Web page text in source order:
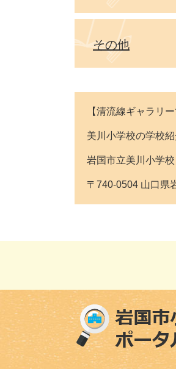
その他
【清流線ギャラリ
美川小学校の学校
岩国市立美川小学校
〒740-0504 山口